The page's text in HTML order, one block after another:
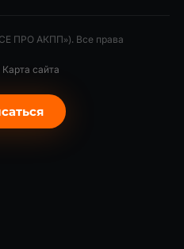
ПРО АКПП»). Все права
Карта сайта